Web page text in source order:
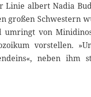
Linie albert Nadia
großen Schwestern
umringt von
vorstellen.
neben ihm